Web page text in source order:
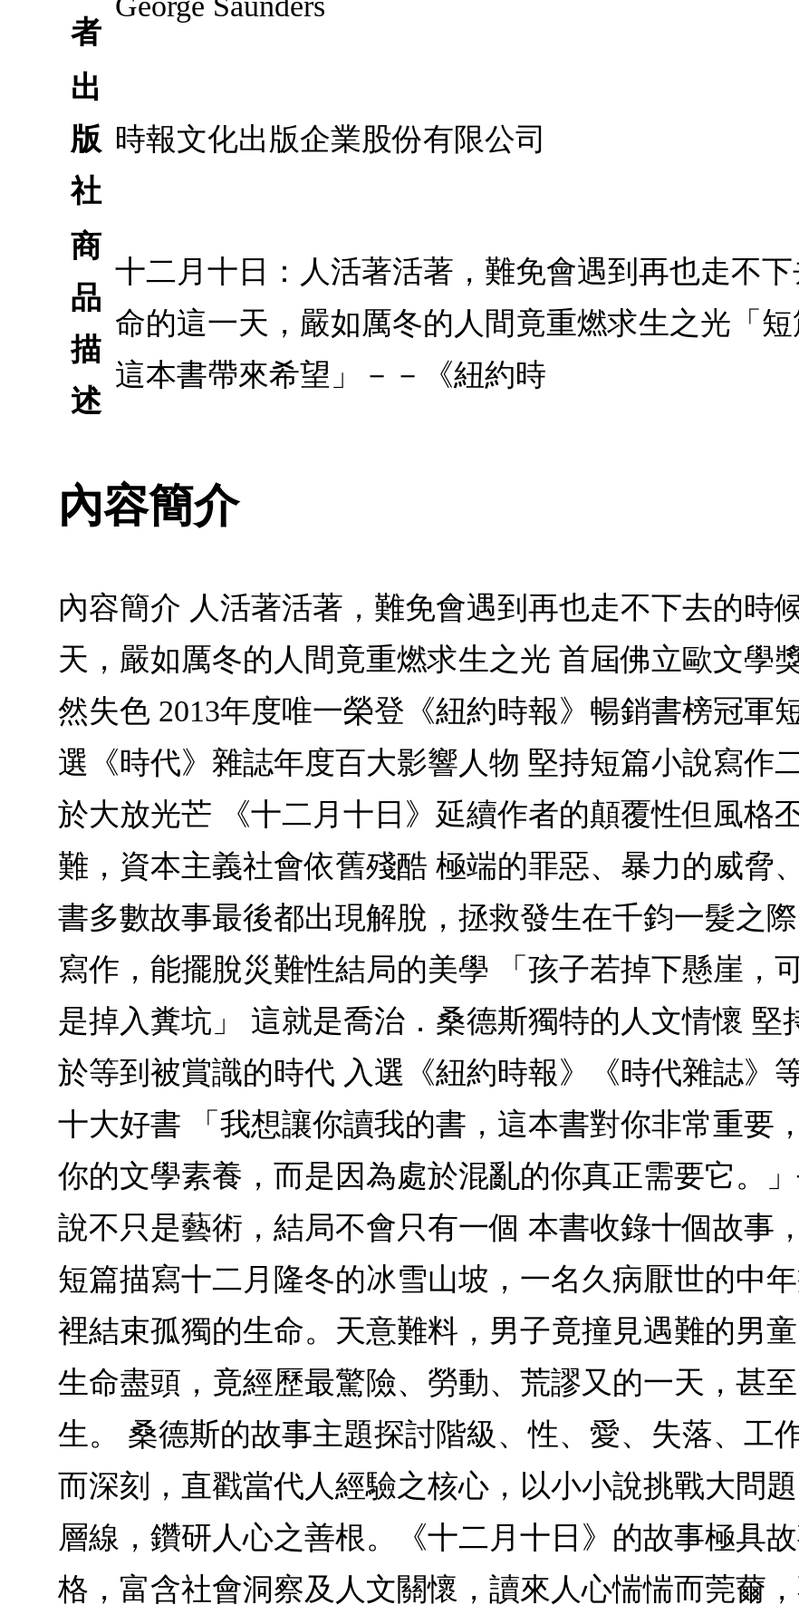
者
出
版
社
時報文化出版企業股份有限公司
商
品
描
述
十二月十日：人活著活著，難免會遇到再也走不
命的這一天，嚴如厲冬的人間竟重燃求生之光「
這本書帶來希望」－－《紐約時
內容簡介
內容簡介 人活著活著，難免會遇到再也走不下去的時
天，嚴如厲冬的人間竟重燃求生之光 首屆佛立歐文學
然失色 2013年度唯一榮登《紐約時報》暢銷書榜冠軍
選《時代》雜誌年度百大影響人物 堅持短篇小說寫作
於大放光芒 《十二月十日》延續作者的顛覆性但風格
難，資本主義社會依舊殘酷 極端的罪惡、暴力的威脅
書多數故事最後都出現解脫，拯救發生在千鈞一髮之
寫作，能擺脫災難性結局的美學 「孩子若掉下懸崖，
是掉入糞坑」 這就是喬治．桑德斯獨特的人文情懷 堅
於等到被賞識的時代 入選《紐約時報》《時代雜誌》
十大好書 「我想讓你讀我的書，這本書對你非常重要
你的文學素養，而是因為處於混亂的你真正需要它。
說不只是藝術，結局不會只有一個 本書收錄十個故事
短篇描寫十二月隆冬的冰雪山坡，一名久病厭世的中
裡結束孤獨的生命。天意難料，男子竟撞見遇難的男
生命盡頭，竟經歷最驚險、勞動、荒謬又的一天，甚
生。 桑德斯的故事主題探討階級、性、愛、失落、工
而深刻，直戳當代人經驗之核心，以小小說挑戰大問
層線，鑽研人心之善根。《十二月十日》的故事極具
格，富含社會洞察及人文關懷，讀來人心惴惴而莞薾